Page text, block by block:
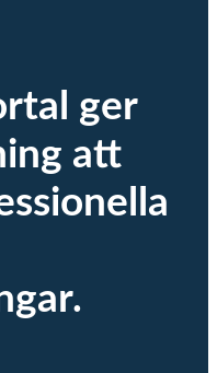
ger
att